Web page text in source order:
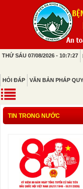
THỨ SÁU 07/08/2026 - 10:7:27
HỎI ĐÁP VĂN BẢN PHÁP QUY
TIN TRONG NƯỚC